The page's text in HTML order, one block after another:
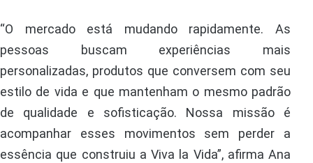
“O mercado está mudando rapidamente. As
pessoas buscam experiências mais
personalizadas, produtos que conversem com seu
estilo de vida e que mantenham o mesmo padrão
de qualidade e sofisticação. Nossa missão é
acompanhar esses movimentos sem perder a
essência que construiu a Viva la Vida”, afirma Ana